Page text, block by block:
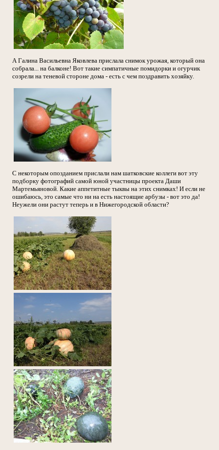
А Галина Васильевна Яковлева прислала снимок урожая, который она
собрала... на балконе! Вот такие симпатичные помидорки и огурчик
созрели на теневой стороне дома - есть с чем поздравить хозяйку.
С некоторым опозданием прислали нам шатковские коллеги вот эту
подборку фотографий самой юной участницы проекта Даши
Мартемьяновой. Какие аппетитные тыквы на этих снимках! И если не
ошибаюсь, это самые что ни на есть настоящие арбузы - вот это да!
Неужели они растут теперь и в Нижегородской области?